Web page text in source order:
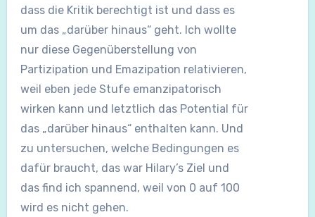
dass die Kritik berechtigt ist und dass es
um das „darüber hinaus“ geht. Ich wollte
nur diese Gegenüberstellung von
Partizipation und Emazipation relativieren,
weil eben jede Stufe emanzipatorisch
wirken kann und letztlich das Potential für
das „darüber hinaus“ enthalten kann. Und
zu untersuchen, welche Bedingungen es
dafür braucht, das war Hilary’s Ziel und
das find ich spannend, weil von 0 auf 100
wird es nicht gehen.